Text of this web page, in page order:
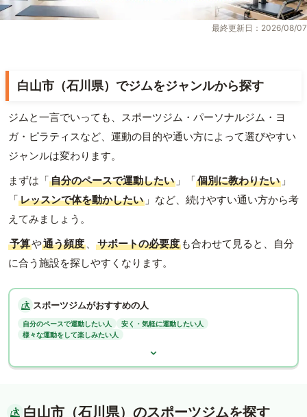
最終更新日：2026/08/07
白山市（石川県）でジムをジャンルから探す
ジムと一言でいっても、スポーツジム・パーソナルジム・ヨ
ガ・ピラティスなど、運動の目的や通い方によって選びやすい
ジャンルは変わります。
まずは「自分のペースで運動したい 」「個別に教わりたい 」
「レッスンで体を動かしたい 」など、続けやすい通い方から考
えてみましょう。
予算や通う頻度 、 サポートの必要度 も合わせて見ると、自分
に合う施設を探しやすくなります。
スポーツジムがおすすめの人
自分のペースで運動したい人
安く・気軽に運動したい人
様々な運動をして楽しみたい人
白山市（石川県）のスポーツジムを探す